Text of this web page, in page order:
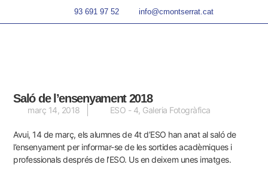
93 691 97 52 info@cmontserrat.cat
Saló de l’ensenyament 2018
març 14, 2018 ESO - 4 Galeria Fotogràfica
Avui, 14 de març, els alumnes de 4t d’ESO han anat al saló de
l’ensenyament per informar-se de les sortides acadèmiques i
professionals després de l’ESO. Us en deixem unes imatges.